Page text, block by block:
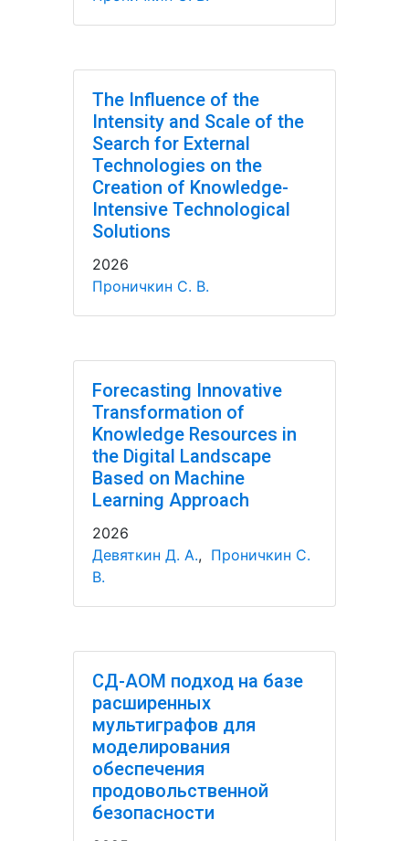
The Influence of the
Intensity and Scale of the
Search for External
Technologies on the
Creation of Knowledge-
Intensive Technological
Solutions
2026
Проничкин С. В.
Forecasting Innovative
Transformation of
Knowledge Resources in
the Digital Landscape
Based on Machine
Learning Approach
2026
Девяткин Д. А., Проничкин С.
В.
СД-АОМ подход на базе
расширенных
мультиграфов для
моделирования
обеспечения
продовольственной
безопасности